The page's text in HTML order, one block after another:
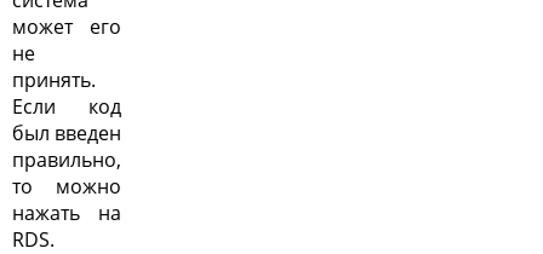
может его
не
принять.
Если код
был введен
правильно,
то можно
нажать на
RDS.